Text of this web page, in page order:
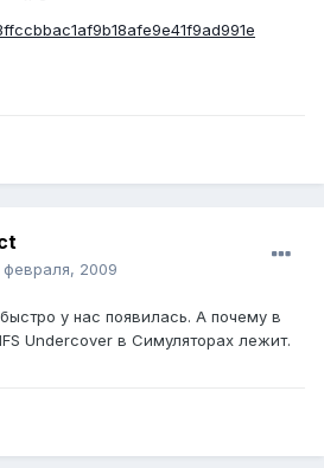
февраля, 2009
у нас появилась. А почему в
Undercover в Симуляторах лежит.